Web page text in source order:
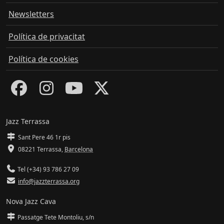
Newsletters
Política de privacitat
Política de cookies
Jazz Terrassa
Sant Pere 46 1r pis
08221 Terrassa, Barcelona
Tel (+34) 93 786 27 09
info@jazzterrassa.org
Nova Jazz Cava
Passatge Tete Montoliu, s/n